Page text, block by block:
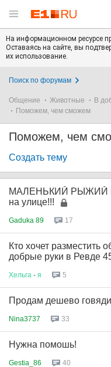
На информационном ресурсе
Оставаясь на сайте, вы
их использование.
Поиск по форумам
Общение Животные
В
Поможем, чем сможем
Поможем, чем
Создать тему
МАЛЕНЬКИЙ РЫЖИЙ
на улице!!!
Gaduka 89 17
Кто хочет разместить
добрые руки в Ревде
Хельга - я 5
Продам дешево
Nina3737 33
Нужна помошь!
Gestia_86 40